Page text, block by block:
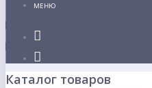
МЕНЮ
Каталог товаров